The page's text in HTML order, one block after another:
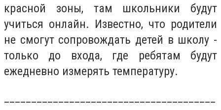
красной зоны, там школьники будут
учиться онлайн. Известно, что родители
не смогут сопровождать детей в школу -
только до входа, где ребятам будут
ежедневно измерять температуру.